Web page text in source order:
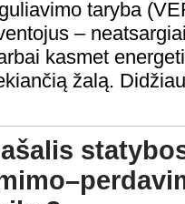
taryba
–
kasmet
žalą.